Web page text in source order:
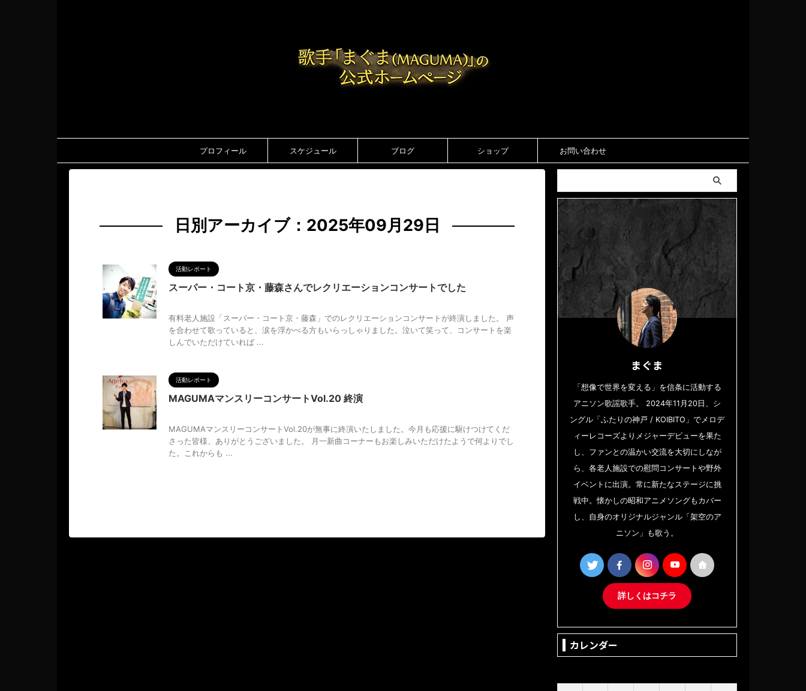
プロフィール スケジュール ブログ ショップ お問い合わせ
日別アーカイブ：2025年09月29日
活動レポート
スーパー・コート京・藤森さんでレクリエーションコンサートでした
有料老人施設「スーパー・コート京・藤森」でのレクリエーションコンサートが終演しました。 声
を合わせて歌っていると、涙を浮かべる方もいらっしゃりました。泣いて笑って、コンサートを楽
しんでいただけていれば ...
活動レポート
MAGUMAマンスリーコンサートVol.20 終演
MAGUMAマンスリーコンサートVol.20が無事に終演いたしました。今月も応援に駆けつけてくだ
さった皆様、ありがとうございました。 月一新曲コーナーもお楽しみいただけたようで何よりでし
た。これからも ...
まぐま
「想像で世界を変える」を信条に活動する
アニソン歌謡歌手。 2024年11月20日、シ
ングル「ふたりの神戸 / KOIBITO」でメロデ
ィーレコーズよりメジャーデビューを果た
し、ファンとの温かい交流を大切にしなが
ら、各老人施設での慰問コンサートや野外
イベントに出演。常に新たなステージに挑
戦中。懐かしの昭和アニメソングもカバー
し、自身のオリジナルジャンル「架空のア
ニソン」も歌う。
詳しくはコチラ
カレンダー